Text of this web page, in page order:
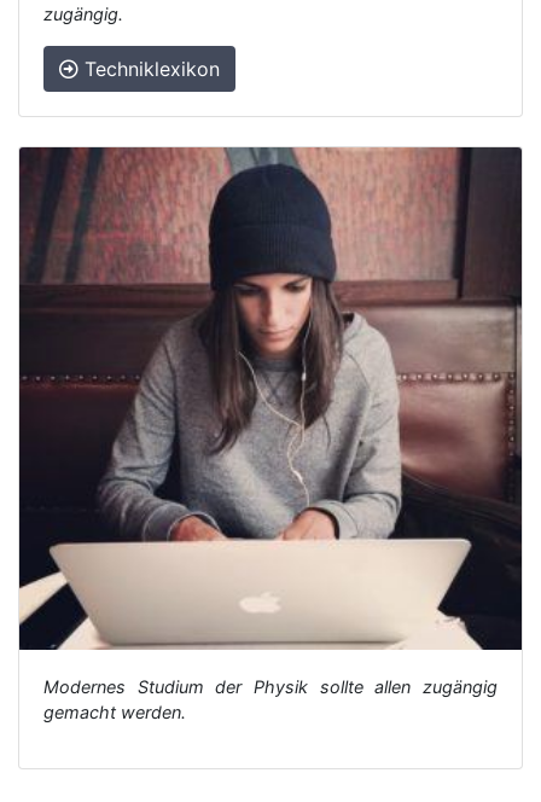
zugängig.
Techniklexikon
Modernes Studium der Physik sollte allen zugängig
gemacht werden.